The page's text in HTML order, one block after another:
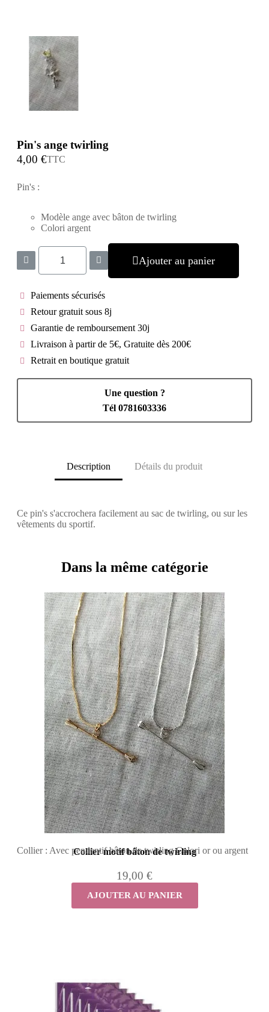
Pin's ange twirling
4,00 €TTC
Pin's :
Modèle ange avec bâton de twirling
Colori argent
Ajouter au panier
Paiements sécurisés
Retour gratuit sous 8j
Garantie de remboursement 30j
Livraison à partir de 5€, Gratuite dès 200€
Retrait en boutique gratuit
Une question ?
Tél 0781603336
Description Détails du produit
Ce pin's s'accrochera facilement au sac de twirling, ou sur les
vêtements du sportif.
Dans la même catégorie
Collier motif bâton de twirling
Collier : Avec pendentif bâton de twirling Colori or ou argent
19,00 €
AJOUTER AU PANIER